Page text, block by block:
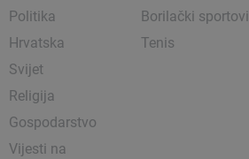
Politika
Hrvatska
Svijet
Religija
Gospodarstvo
Vijesti na
Borilački sportovi
Tenis